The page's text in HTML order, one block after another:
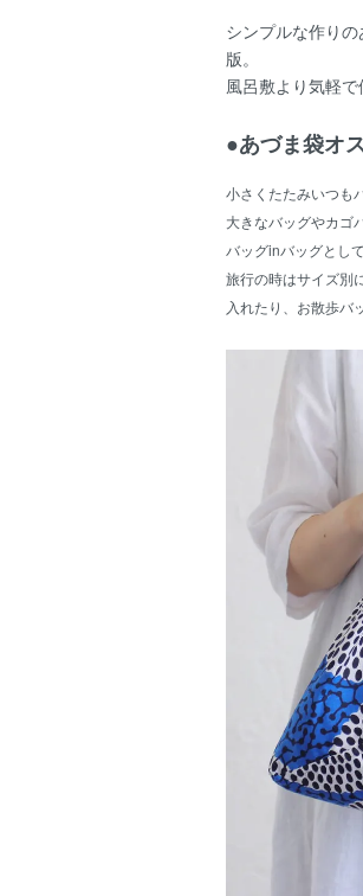
シンプルな作り
版。
風呂敷より気軽で
●あづま袋オ
小さくたたみいつも
大きなバッグやカゴ
バッグinバッグとし
旅行の時はサイズ別
入れたり、お散歩バ